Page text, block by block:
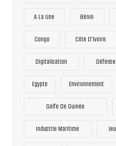
A La Une Bénin
Congo Côte D'Ivoire
Digitalisation Défense
Egypte Environnement
Golfe De Guinée
Industrie Maritime Jeu